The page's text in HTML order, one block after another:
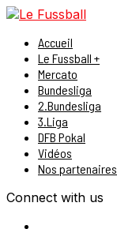
Accueil
Le Fussball +
Mercato
Bundesliga
2.Bundesliga
3.Liga
DFB Pokal
Vidéos
Nos partenaires
Connect with us